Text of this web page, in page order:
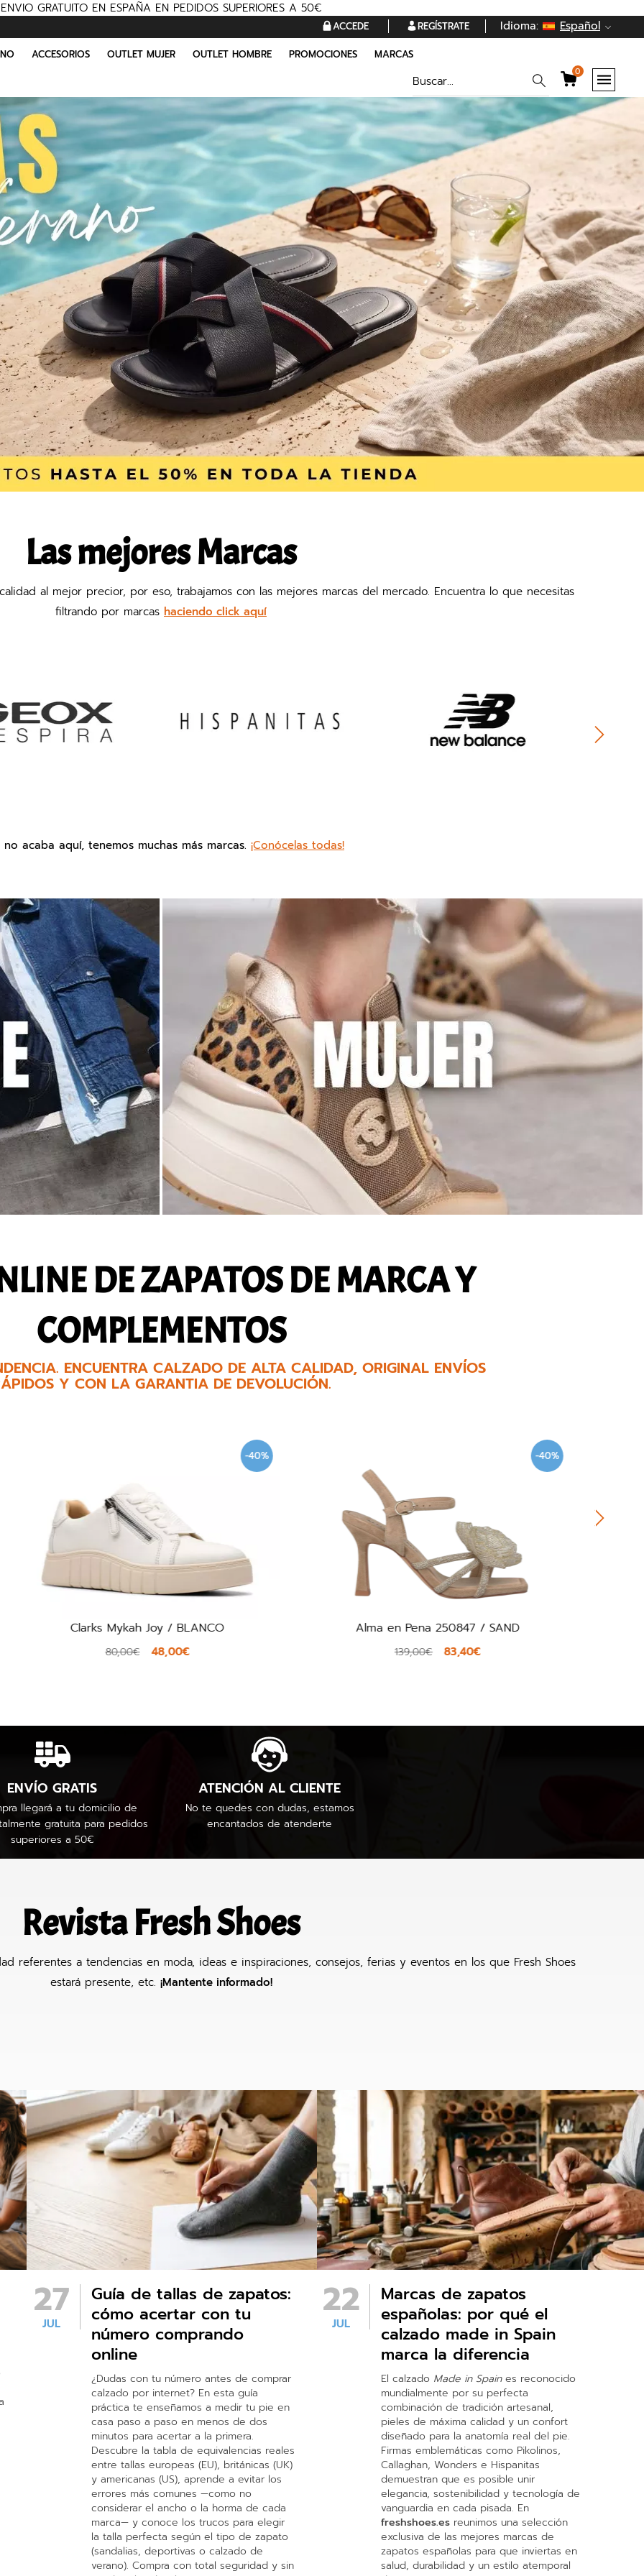
ENVIO GRATUITO EN ESPAÑA EN PEDIDOS SUPERIORES A 50€
ACCEDE REGÍSTRATE Idioma: Español
ACCESORIOS OUTLET MUJER OUTLET HOMBRE PROMOCIONES MARCAS
0
Las mejores Marcas
al mejor precior, por eso, trabajamos con las mejores marcas del mercado. Encuentra lo que necesitas
filtrando por marcas haciendo click aquí
no acaba aquí, tenemos muchas más marcas. ¡Conócelas todas!
DE ZAPATOS DE MARCA Y
COMPLEMENTOS
ENCUENTRA CALZADO DE ALTA CALIDAD, ORIGINAL ENVÍOS
Y CON LA GARANTIA DE DEVOLUCIÓN.
-40%
Alma en Pena 250847 / SAND
139,00€ 83,40€
-40%
Toms 10021890 / AZUL
74,90€ 44,94€
ENVÍO GRATIS
llegará a tu domicilio de
gratuita para pedidos
superiores a 50€
ATENCIÓN AL CLIENTE
No te quedes con dudas, estamos
encantados de atenderte
Revista Fresh Shoes
referentes a tendencias en moda, ideas e inspiraciones, consejos, ferias y eventos en los que Fresh Shoes
estará presente, etc. ¡Mantente informado!
27
JUL
Guía de tallas de zapatos:
cómo acertar con tu
número comprando
online
¿Dudas con tu número antes de comprar
calzado por internet? En esta guía
práctica te enseñamos a medir tu pie en
casa paso a paso en menos de dos
minutos para acertar a la primera.
Descubre la tabla de equivalencias reales
entre tallas europeas (EU), británicas (UK)
y americanas (US), aprende a evitar los
errores más comunes —como no
considerar el ancho o la horma de cada
marca— y conoce los trucos para elegir
la talla perfecta según el tipo de zapato
(sandalias, deportivas o calzado de
verano). Compra con total seguridad y sin
22
JUL
Marcas de zapatos
españolas: por qué el
calzado made in Spain
marca la diferencia
El calzado Made in Spaines reconocido
mundialmente por su perfecta
combinación de tradición artesanal,
pieles de máxima calidad y un confort
diseñado para la anatomía real del pie.
Firmas emblemáticas como Pikolinos,
Callaghan, Wonders e Hispanitas
demuestran que es posible unir
elegancia, sostenibilidad y tecnología de
vanguardia en cada pisada. En
freshshoes.es reunimos una selección
exclusiva de las mejores marcas de
zapatos españolas para que inviertas en
salud, durabilidad y un estilo atemporal